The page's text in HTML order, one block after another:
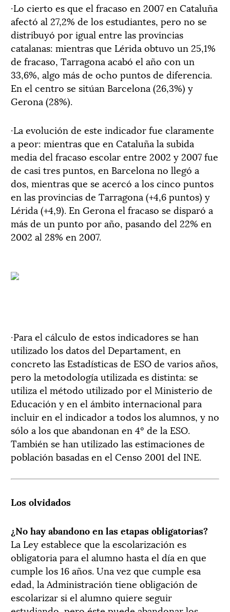
·Lo cierto es que el fracaso en 2007 en Cataluña
afectó al 27,2% de los estudiantes, pero no se
distribuyó por igual entre las provincias
catalanas: mientras que Lérida obtuvo un 25,1%
de fracaso, Tarragona acabó el año con un
33,6%, algo más de ocho puntos de diferencia.
En el centro se sitúan Barcelona (26,3%) y
Gerona (28%).
·La evolución de este indicador fue claramente
a peor: mientras que en Cataluña la subida
media del fracaso escolar entre 2002 y 2007 fue
de casi tres puntos, en Barcelona no llegó a
dos, mientras que se acercó a los cinco puntos
en las provincias de Tarragona (+4,6 puntos) y
Lérida (+4,9). En Gerona el fracaso se disparó a
más de un punto por año, pasando del 22% en
2002 al 28% en 2007.
·Para el cálculo de estos indicadores se han
utilizado los datos del Departament, en
concreto las Estadísticas de ESO de varios años,
pero la metodología utilizada es distinta: se
utiliza el método utilizado por el Ministerio de
Educación y en el ámbito internacional para
incluir en el indicador a todos los alumnos, y no
sólo a los que abandonan en 4º de la ESO.
También se han utilizado las estimaciones de
población basadas en el Censo 2001 del INE.
Los olvidados
¿No hay abandono en las etapas obligatorias?
La Ley establece que la escolarización es
obligatoria para el alumno hasta el día en que
cumple los 16 años. Una vez que cumple esa
edad, la Administración tiene obligación de
escolarizar si el alumno quiere seguir